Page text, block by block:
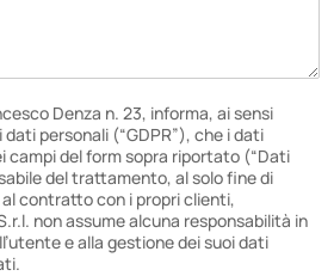
Denza n. 23, informa, ai sensi
personali (“GDPR”), che i dati
campi del form sopra riportato (“Dati
del trattamento, al solo fine di
contratto con i propri clienti,
non assume alcuna responsabilità in
e alla gestione dei suoi dati